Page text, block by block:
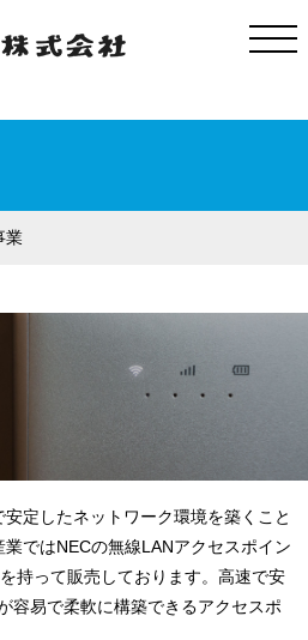
お問い合わせ
サイトマップ
業
定したネットワーク環境を築くこと
ではNECの無線LANアクセスポイン
持って販売しております。高速で安
容易で柔軟に構築できるアクセスポ